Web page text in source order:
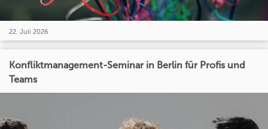
22. Juli 2026
Konfliktmanagement-Seminar in Berlin für Profis und
Teams